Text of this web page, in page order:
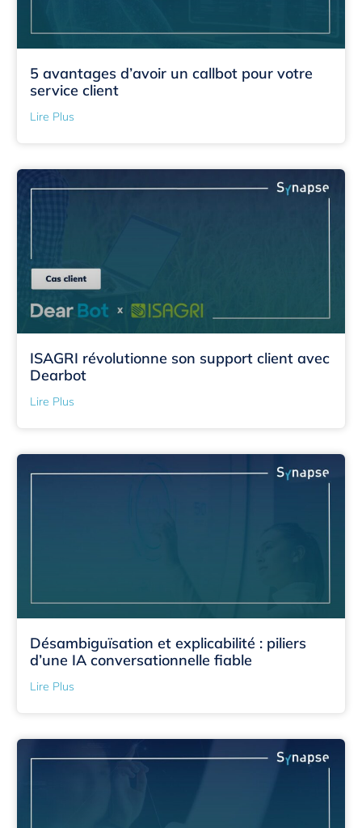
5 avantages d’avoir un callbot pour votre
service client
Lire Plus
ISAGRI révolutionne son support client avec
Dearbot
Lire Plus
Désambiguïsation et explicabilité : piliers
d’une IA conversationnelle fiable
Lire Plus